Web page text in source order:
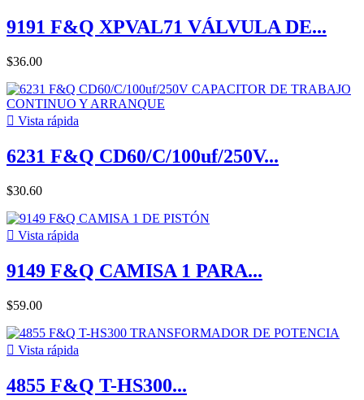
9191 F&Q XPVAL71 VÁLVULA DE...
$36.00
 Vista rápida
6231 F&Q CD60/C/100uf/250V...
$30.60
 Vista rápida
9149 F&Q CAMISA 1 PARA...
$59.00
 Vista rápida
4855 F&Q T-HS300...